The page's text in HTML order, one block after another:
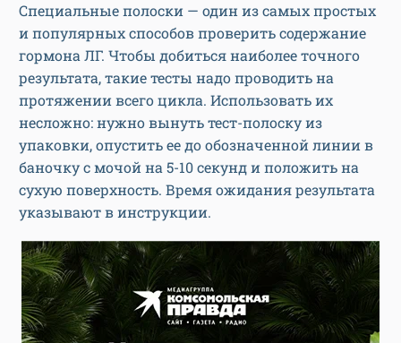
Специальные полоски — один из самых простых
и популярных способов проверить содержание
гормона ЛГ. Чтобы добиться наиболее точного
результата, такие тесты надо проводить на
протяжении всего цикла. Использовать их
несложно: нужно вынуть тест-полоску из
упаковки, опустить ее до обозначенной линии в
баночку с мочой на 5-10 секунд и положить на
сухую поверхность. Время ожидания результата
указывают в инструкции.